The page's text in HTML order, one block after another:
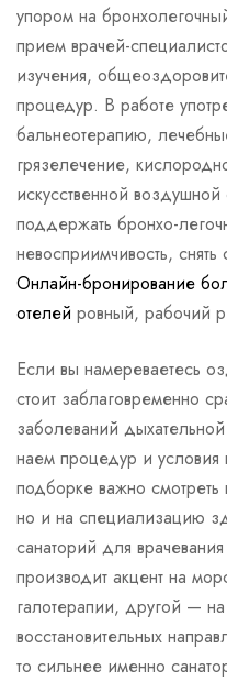
упором на
прием врачей-
изучения,
процедур. В работе
бальнеотерапию,
грязелечение,
искусственной
поддержать бронхо-
невосприимчивость,
Онлайн-бронирование
отелей ровный, рабочий
Если вы намереваетесь
стоит заблаговременно
заболеваний
наем процедур и
подборке важно смотреть
но и на специализацию
санаторий для
производит акцент на
галотерапии, другой —
восстановительных
то сильнее именно